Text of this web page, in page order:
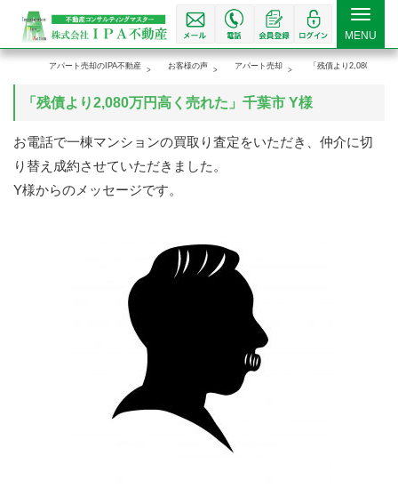
Toggle
MENU
アパート売却のIPA不動産 お客様の声 アパート売却 「残債より2,080万円
「残債より2,080万円高く売れた」千葉市 Y様
お電話で一棟マンションの買取り査定をいただき、仲介に切
り替え成約させていただきました。
Y様からのメッセージです。